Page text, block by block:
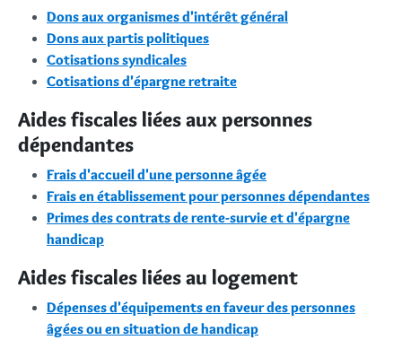
Dons aux organismes d'intérêt général
Dons aux partis politiques
Cotisations syndicales
Cotisations d'épargne retraite
Aides fiscales liées aux personnes
dépendantes
Frais d'accueil d'une personne âgée
Frais en établissement pour personnes dépendantes
Primes des contrats de rente-survie et d'épargne
handicap
Aides fiscales liées au logement
Dépenses d'équipements en faveur des personnes
âgées ou en situation de handicap